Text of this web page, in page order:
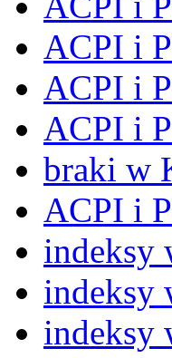
ACPI i
ACPI i
ACPI i
braki w
ACPI i
indeksy
indeksy
indeksy